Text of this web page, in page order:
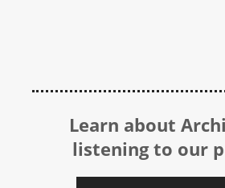
Learn about
listening to our